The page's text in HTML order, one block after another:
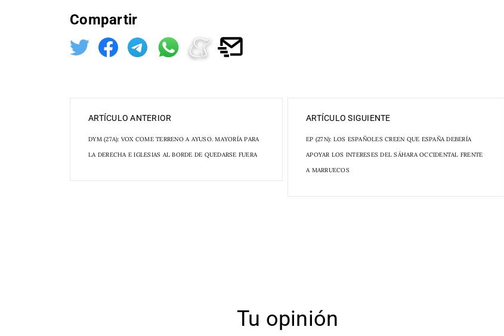
Compartir
ARTÍCULO ANTERIOR
DYM (27A): VOX COME TERRENO A AYUSO. MAYORÍA PARA
LA DERECHA E IGLESIAS AL BORDE DE QUEDARSE FUERA
ARTÍCULO SIGUIENTE
EP (27N): LOS ESPAÑOLES CREEN QUE ESPAÑA DEBERÍA
APOYAR LOS INTERESES DEL SÁHARA OCCIDENTAL FRENTE
A MARRUECOS
Tu opinión